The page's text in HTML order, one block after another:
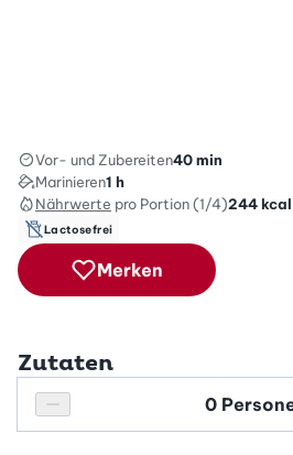
Vor- und Zubereiten40 min
Marinieren1 h
Nährwerte pro Portion (1/4)244kcal
Lactosefrei
Merken
Zutaten
Personenanzahl verringern
Personenanzahl